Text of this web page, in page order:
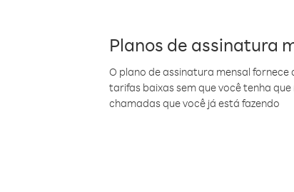
Planos de assinatura
O plano de assinatura mensal
tarifas baixas sem que você tenha
chamadas que você já está fazendo